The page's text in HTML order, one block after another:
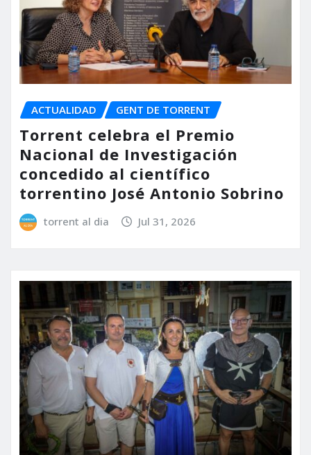
ACTUALIDAD GENT DE TORRENT
Torrent celebra el Premio
Nacional de Investigación
concedido al científico
torrentino José Antonio Sobrino
torrent al dia Jul 31, 2026